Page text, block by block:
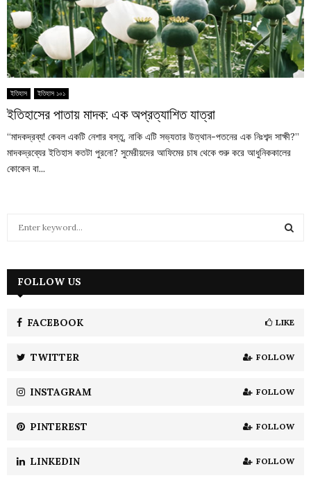
ইতিহাস ইতিহাস ১০১
ইতিহাসের পাতায় মাদক: এক অপ্রত্যাশিত যাত্রা
“মাদকদ্রব্য! কেবল একটি নেশার বস্তু, নাকি এটি সভ্যতার উত্থান-পতনের এক নিঃশব্দ সাক্ষী?”
মাদকদ্রব্যের ইতিহাস কতটা পুরনো? সুমেরীয়দের আফিমের চাষ থেকে শুরু করে আধুনিককালের
কোকেন বা...
h
H
FOLLOW US
FACEBOOK LIKE
TWITTER FOLLOW
INSTAGRAM FOLLOW
PINTEREST FOLLOW
LINKEDIN FOLLOW